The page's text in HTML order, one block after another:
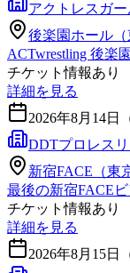
アクトレスガ
後楽園ホール（
ACTwrestling 後楽
チケット情報あり
詳細を見る
2026年8月14日
DDTプロレス
新宿FACE（東
最後の新宿FACE
チケット情報あり
詳細を見る
2026年8月15日